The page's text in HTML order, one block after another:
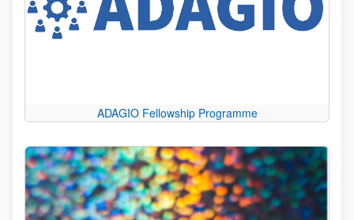
ADAGIO Fellowship Programme